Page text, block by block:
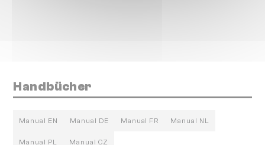
Handbücher
Manual EN Manual DE Manual FR Manual NL
Manual PL Manual CZ